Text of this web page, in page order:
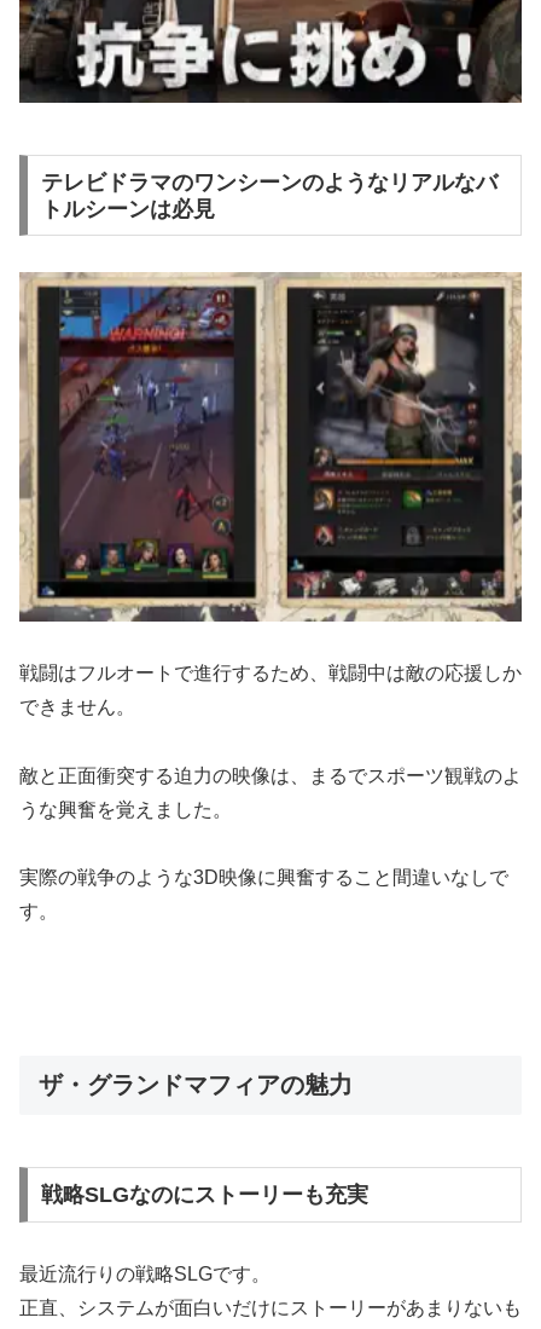
テレビドラマのワンシーンのようなリアルなバ
トルシーンは必見
戦闘はフルオートで進行するため、戦闘中は敵の応援しか
できません。
敵と正面衝突する迫力の映像は、まるでスポーツ観戦のよ
うな興奮を覚えました。
実際の戦争のような3D映像に興奮すること間違いなしで
す。
ザ・グランドマフィアの魅力
戦略SLGなのにストーリーも充実
最近流行りの戦略SLGです。
正直、システムが面白いだけにストーリーがあまりないも